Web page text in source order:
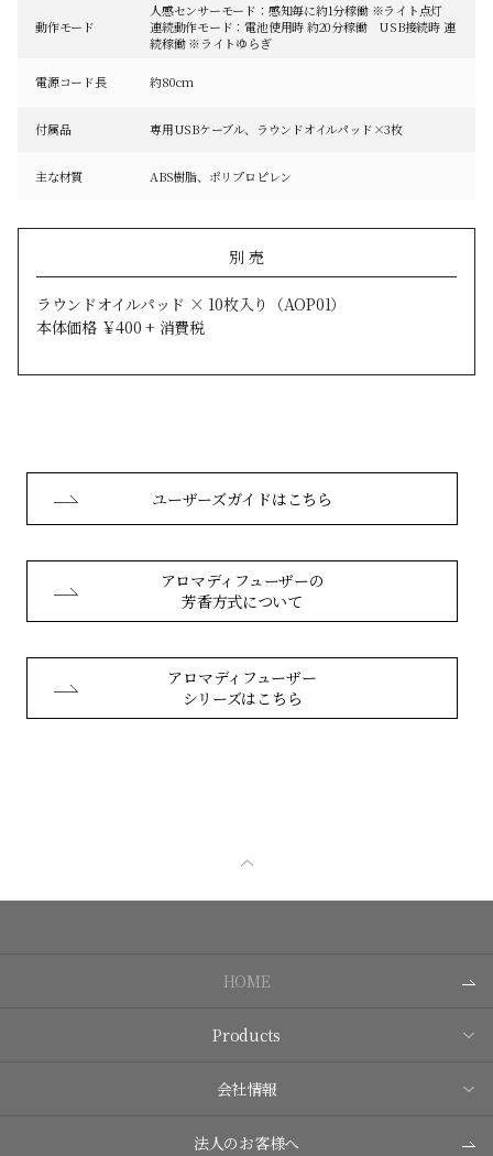
動作モード
人感センサーモード：感知毎に約1分稼働 ※ライト点灯
連続動作モード：電池使用時 約20分稼働 USB接続時 連
続稼働 ※ライトゆらぎ
電源コード長 約80cm
付属品 専用USBケーブル、ラウンドオイルパッド×3枚
主な材質 ABS樹脂、ポリプロピレン
別 売
ラウンドオイルパッド × 10枚入り（AOP01）
本体価格 ￥400 + 消費税
ユーザーズガイドはこちら
アロマディフューザーの
芳香方式について
アロマディフューザー
シリーズはこちら
HOME
Products
会社情報
法人のお客様へ